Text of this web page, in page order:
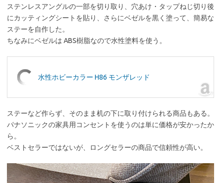
ステンレスアングルの一部を切り取り、穴あけ・タップねじ切り後
にカッティングシートを貼り、さらにベゼルを黒く塗って、簡易な
ステーを自作した。
ちなみにベゼルは ABS樹脂なので水性塗料を使う。
水性ホビーカラー H86 モンザレッド
ステーなど作らず、そのまま机の下に取り付けられる商品もある。
パナソニックの家具用コンセントを使うのは単に価格が安かったか
ら。
ベストセラーではないが、ロングセラーの商品で信頼性が高い。